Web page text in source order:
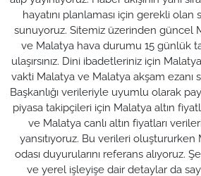
hayatını planlaması için gerekli olan
sunuyoruz. Sitemiz üzerinden güncel
ve Malatya hava durumu 15 günlük
ulaşırsınız. Dini ibadetleriniz için
vakti Malatya ve Malatya akşam ezanı
Başkanlığı verileriyle uyumlu olarak
piyasa takipçileri için Malatya altın
ve Malatya canlı altın fiyatları
yansıtıyoruz. Bu verileri
odası duyurularını referans alıyoruz.
ve yerel işleyişe dair detaylar da